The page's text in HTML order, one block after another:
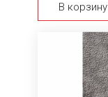
В корзину